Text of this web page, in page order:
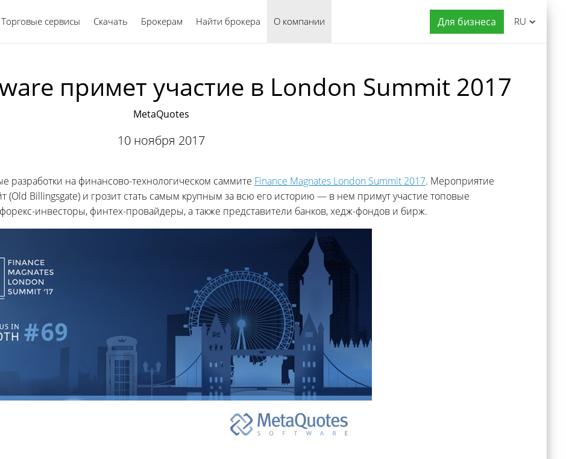
Торговые сервисы Скачать Брокерам Найти брокера О компании Для бизнеса
Русский RU
примет участие в London Summit 2017
MetaQuotes
10 ноября 2017
разработки на финансово-технологическом саммите Finance Magnates London Summit 2017. Мероприятие
(Old Billingsgate) и грозит стать самым крупным за всю его историю — в нем примут участие топовые
инвесторы, финтех-провайдеры, а также представители банков, хедж-фондов и бирж.